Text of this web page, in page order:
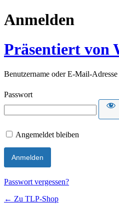
Anmelden
Präsentiert von
Benutzername oder E-Mail-Adresse
Passwort
Angemeldet bleiben
Passwort vergessen?
← Zu TLP-Shop